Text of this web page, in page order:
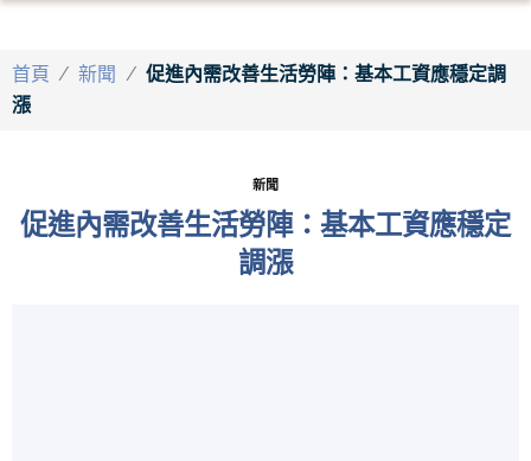
首頁 / 新聞 / 促進內需改善生活勞陣：基本工資應穩定調
漲
新聞
促進內需改善生活勞陣：基本工資應穩定
調漲